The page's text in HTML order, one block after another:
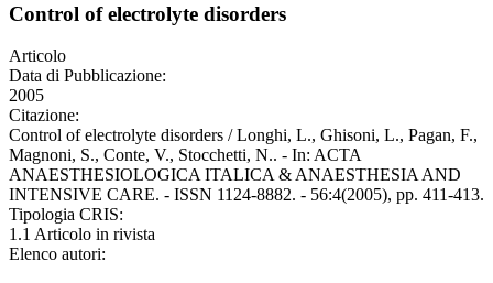
Control of electrolyte disorders
Articolo
Data di Pubblicazione:
2005
Citazione:
Control of electrolyte disorders / Longhi, L., Ghisoni, L., Pagan, F.,
Magnoni, S., Conte, V., Stocchetti, N.. - In: ACTA
ANAESTHESIOLOGICA ITALICA & ANAESTHESIA AND
INTENSIVE CARE. - ISSN 1124-8882. - 56:4(2005), pp. 411-413.
Tipologia CRIS:
1.1 Articolo in rivista
Elenco autori: